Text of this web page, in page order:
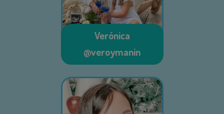
Verónica
@veroymanin